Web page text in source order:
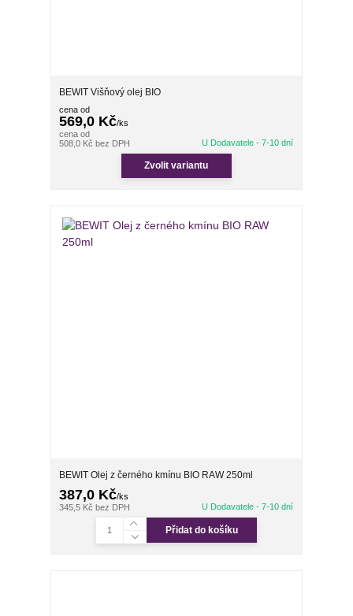
BEWIT Višňový olej BIO
cena od
569,0 Kč/ks
cena od
508,0 Kč bez DPH U Dodavatele - 7-10 dní
Zvolit variantu
BEWIT Olej z černého kmínu BIO RAW 250ml
387,0 Kč/ks
345,5 Kčbez DPH U Dodavatele - 7-10 dní
Přidat do košíku